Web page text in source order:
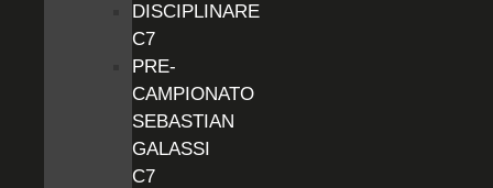
DISCIPLINARE
C7
PRE-
CAMPIONATO
SEBASTIAN
GALASSI
C7